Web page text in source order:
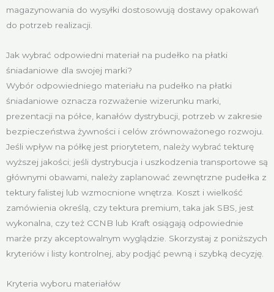
magazynowania do wysyłki dostosowują dostawy opakowań
do potrzeb realizacji.
Jak wybrać odpowiedni materiał na pudełko na płatki
śniadaniowe dla swojej marki?
Wybór odpowiedniego materiału na pudełko na płatki
śniadaniowe oznacza rozważenie wizerunku marki,
prezentacji na półce, kanałów dystrybucji, potrzeb w zakresie
bezpieczeństwa żywności i celów zrównoważonego rozwoju.
Jeśli wpływ na półkę jest priorytetem, należy wybrać tekturę
wyższej jakości; jeśli dystrybucja i uszkodzenia transportowe są
głównymi obawami, należy zaplanować zewnętrzne pudełka z
tektury falistej lub wzmocnione wnętrza. Koszt i wielkość
zamówienia określą, czy tektura premium, taka jak SBS, jest
wykonalna, czy też CCNB lub Kraft osiągają odpowiednie
marże przy akceptowalnym wyglądzie. Skorzystaj z poniższych
kryteriów i listy kontrolnej, aby podjąć pewną i szybką decyzję.
Kryteria wyboru materiałów